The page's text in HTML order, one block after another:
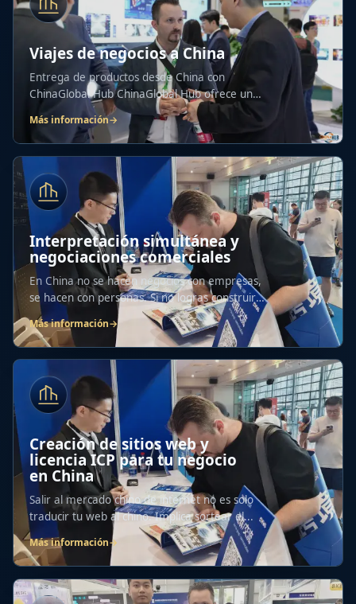
Viajes de negocios a China
Entrega de productos desde China con
ChinaGlobal Hub ChinaGlobal Hub ofrece una
gama completa...
Más información→
Interpretación simultánea y
negociaciones comerciales
En China no se hacen negocios con empresas,
se hacen con personas. Si no logras construir
una...
Más información→
Creación de sitios web y
licencia ICP para tu negocio
en China
Salir al mercado chino de internet no es solo
traducir tu web al chino. Implica sortear el...
Más información→